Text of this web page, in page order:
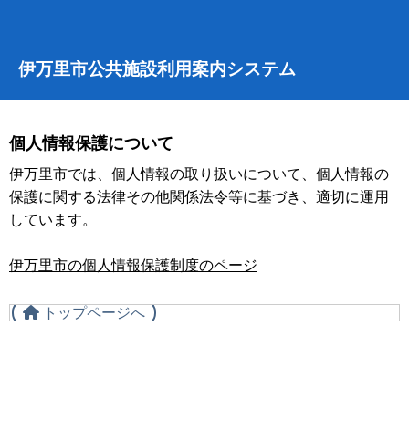
伊万里市公共施設利用案内システム
個人情報保護について
伊万里市では、個人情報の取り扱いについて、個人情報の
保護に関する法律その他関係法令等に基づき、適切に運用
しています。
伊万里市の個人情報保護制度のページ
トップページへ